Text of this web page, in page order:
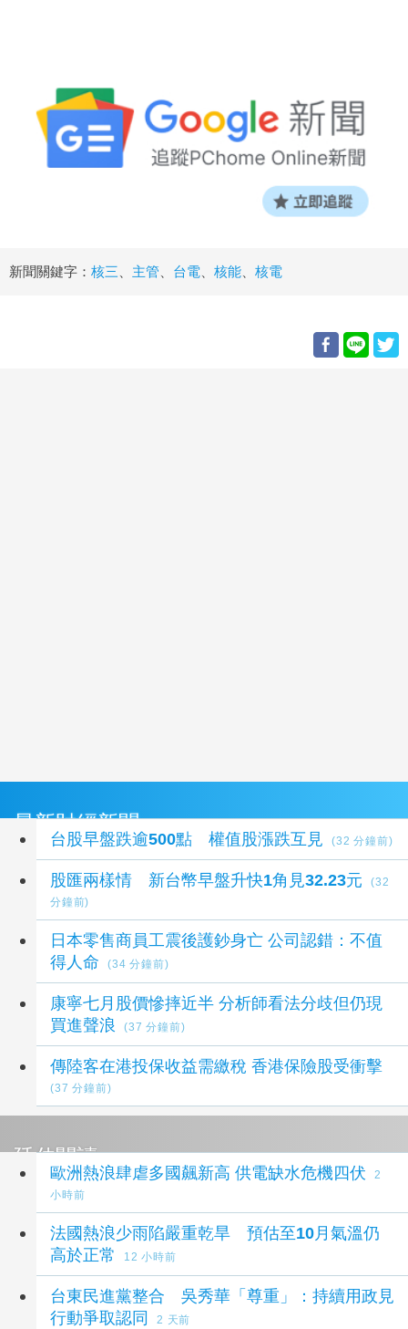
新聞關鍵字： 核三 主管 台電 核能 核電
最新財經新聞
台股早盤跌逾500點 權值股漲跌互見 (32 分鐘前)
股匯兩樣情 新台幣早盤升快1角見32.23元
(32
分鐘前)
日本零售商員工震後護鈔身亡 公司認錯：不值
得人命
(34 分鐘前)
康寧七月股價慘摔近半 分析師看法分歧但仍現
買進聲浪
(37 分鐘前)
傳陸客在港投保收益需繳稅 香港保險股受衝擊
(37 分鐘前)
延伸閱讀
歐洲熱浪肆虐多國飆新高 供電缺水危機四伏
2
小時前
法國熱浪少雨陷嚴重乾旱 預估至10月氣溫仍
高於正常
12 小時前
台東民進黨整合 吳秀華「尊重」：持續用政見
行動爭取認同
2 天前